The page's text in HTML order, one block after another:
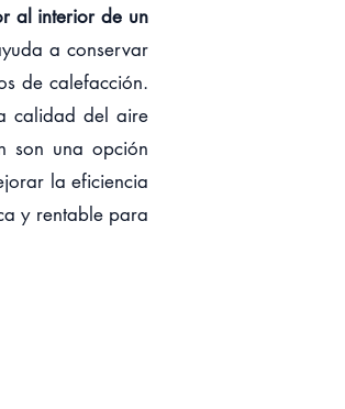
al interior de un
a conservar
de calefacción.
calidad del aire
son una opción
la eficiencia
y rentable para